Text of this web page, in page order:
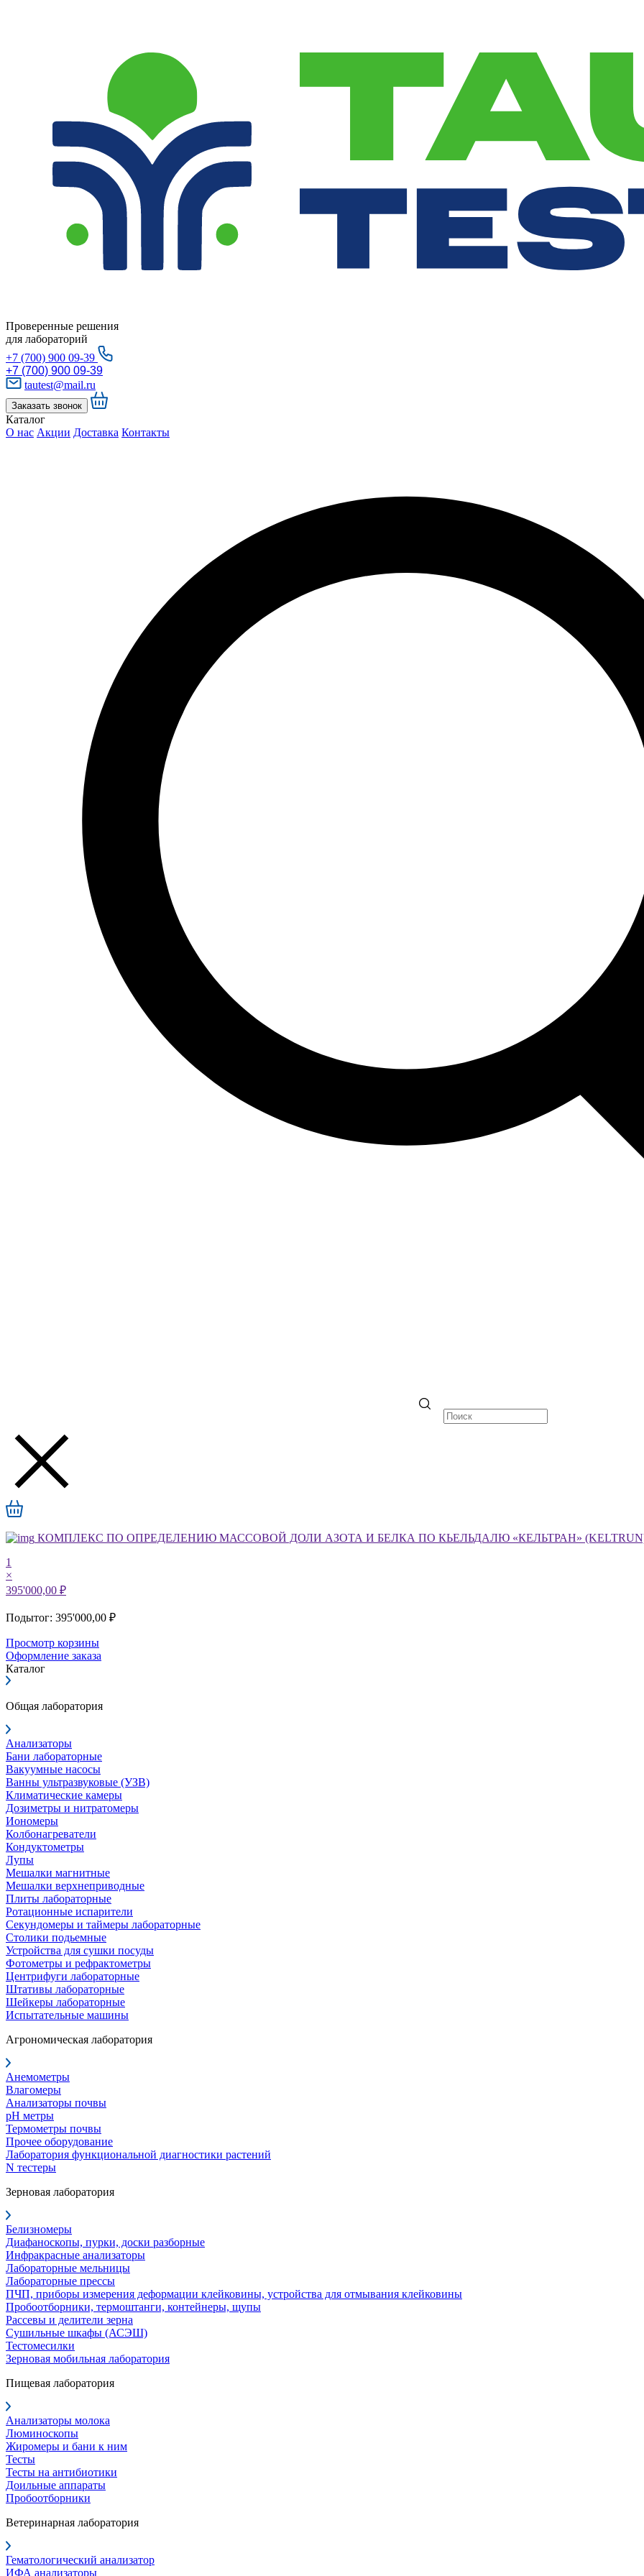
Проверенные решения
для лабораторий
+7 (700) 900 09-39
+7 (700) 900 09-39
tautest@mail.ru
Заказать звонок
Каталог
О нас Акции Доставка Контакты
КОМПЛЕКС ПО ОПРЕДЕЛЕНИЮ МАССОВОЙ ДОЛИ АЗОТА И БЕЛКА ПО КЬЕЛЬДАЛЮ «КЕЛЬТРАН»
1
×
395'000,00 ₽
Подытог: 395'000,00 ₽
Просмотр корзины
Оформление заказа
Каталог
Общая лаборатория
Анализаторы
Бани лабораторные
Вакуумные насосы
Ванны ультразвуковые (УЗВ)
Климатические камеры
Дозиметры и нитратомеры
Иономеры
Колбонагреватели
Кондуктометры
Лупы
Мешалки магнитные
Мешалки верхнеприводные
Плиты лабораторные
Ротационные испарители
Секундомеры и таймеры лабораторные
Столики подьемные
Устройства для сушки посуды
Фотометры и рефрактометры
Центрифуги лабораторные
Штативы лабораторные
Шейкеры лабораторные
Испытательные машины
Агрономическая лаборатория
Анемометры
Влагомеры
Анализаторы почвы
pH метры
Термометры почвы
Прочее оборудование
Лаборатория функциональной диагностики растений
N тестеры
Зерновая лаборатория
Белизномеры
Диафаноскопы, пурки, доски разборные
Инфракрасные анализаторы
Лабораторные мельницы
Лабораторные прессы
ПЧП, приборы измерения деформации клейковины, устройства для отмывания клейковины
Пробоотборники, термоштанги, контейнеры, щупы
Рассевы и делители зерна
Сушильные шкафы (АСЭШ)
Тестомесилки
Зерновая мобильная лаборатория
Пищевая лаборатория
Анализаторы молока
Люминоскопы
Жиромеры и бани к ним
Тесты
Тесты на антибиотики
Доильные аппараты
Пробоотборники
Ветеринарная лаборатория
Гематологический анализатор
ИФА анализаторы